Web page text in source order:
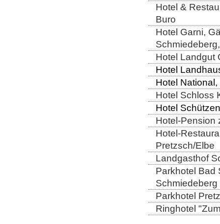
Hotel &
Buro
Hotel Garni,
Hotel Landgut
Hotel
Hotel
Hotel Schloss
Hotel
Hotel-Pension
Hotel-
Pretzsch/Elbe
Landgasthof
Parkhotel Bad
Schmiedeberg
Parkhotel
Ringhotel